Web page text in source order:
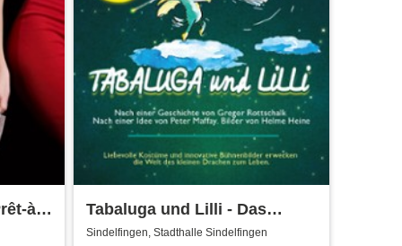
à-
Tabaluga und Lilli - Das
drachenstarke Musical für die
Sindelfingen, Stadthalle Sindelfingen